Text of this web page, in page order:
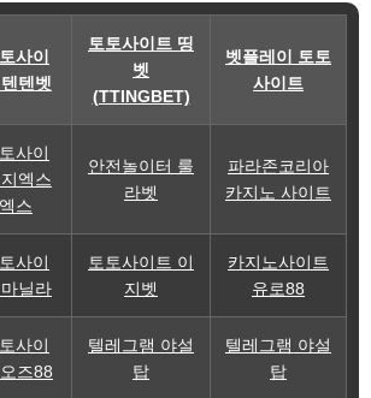
사이
텐벳
토토사이트 띵
벳
(TTINGBET)
벳플레이 토토
사이트
사이
엑스
엑스
안전놀이터 룰
라벳
파라존코리아
카지노 사이트
사이
닐라
토토사이트 이
지벳
카지노사이트
유로88
사이
즈88
텔레그램 야설
탑
텔레그램 야설
탑